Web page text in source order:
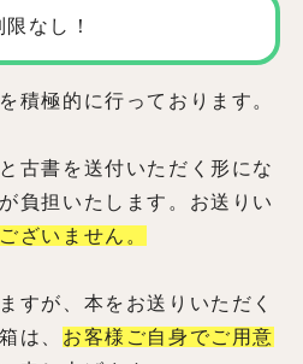
なし！
積極的に行っております。
古書を送付いただく形にな
負担いたします。お送りい
ざいません。
すが、本をお送りいただく
は、 お客様ご自身でご用意